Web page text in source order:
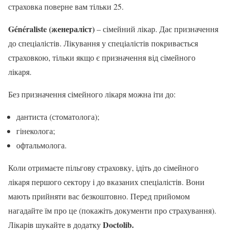
страховка поверне вам тільки 25.
Généraliste (женераліст)– сімейний лікар. Дає призначення
до спеціалістів. Лікування у спеціалістів покривається
страховкою, тільки якщо є призначення від сімейного
лікаря.
Без призначення сімейного лікаря можна іти до:
дантиста (стоматолога);
гінеколога;
офтальмолога.
Коли отримаєте пільгову страховку, ідіть до сімейного
лікаря першого сектору і до вказаних спеціалістів. Вони
мають прийняти вас безкоштовно. Перед прийомом
нагадайте їм про це (покажіть документи про страхування).
Лікарів шукайте в додаткуDoctolib.